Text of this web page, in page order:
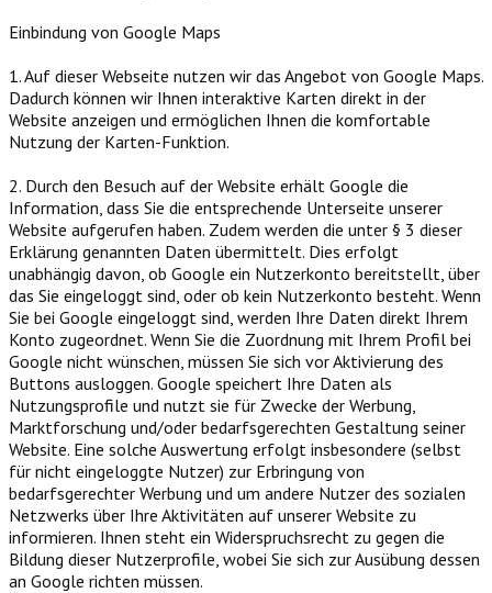
Einbindung von Google Maps
1. Auf dieser Webseite nutzen wir das Angebot von Google Maps.
Dadurch können wir Ihnen interaktive Karten direkt in der
Website anzeigen und ermöglichen Ihnen die komfortable
Nutzung der Karten-Funktion.
2. Durch den Besuch auf der Website erhält Google die
Information, dass Sie die entsprechende Unterseite unserer
Website aufgerufen haben. Zudem werden die unter § 3 dieser
Erklärung genannten Daten übermittelt. Dies erfolgt
unabhängig davon, ob Google ein Nutzerkonto bereitstellt, über
das Sie eingeloggt sind, oder ob kein Nutzerkonto besteht. Wenn
Sie bei Google eingeloggt sind, werden Ihre Daten direkt Ihrem
Konto zugeordnet. Wenn Sie die Zuordnung mit Ihrem Profil bei
Google nicht wünschen, müssen Sie sich vor Aktivierung des
Buttons ausloggen. Google speichert Ihre Daten als
Nutzungsprofile und nutzt sie für Zwecke der Werbung,
Marktforschung und/oder bedarfsgerechten Gestaltung seiner
Website. Eine solche Auswertung erfolgt insbesondere (selbst
für nicht eingeloggte Nutzer) zur Erbringung von
bedarfsgerechter Werbung und um andere Nutzer des sozialen
Netzwerks über Ihre Aktivitäten auf unserer Website zu
informieren. Ihnen steht ein Widerspruchsrecht zu gegen die
Bildung dieser Nutzerprofile, wobei Sie sich zur Ausübung dessen
an Google richten müssen.